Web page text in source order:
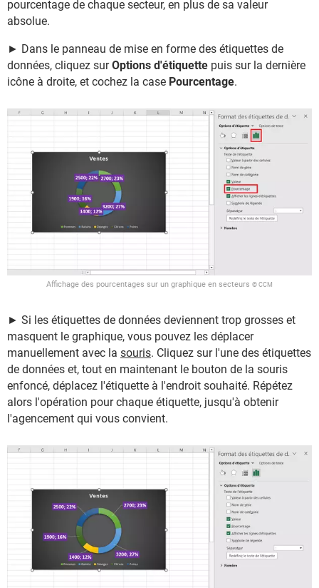
pourcentage de chaque secteur, en plus de sa valeur
absolue.
► Dans le panneau de mise en forme des étiquettes de
données, cliquez surOptions d'étiquette puis sur la dernière
icône à droite, et cochez la case Pourcentage.
Affichage des pourcentages sur un graphique en secteurs © CCM
► Si les étiquettes de données deviennent trop grosses et
masquent le graphique, vous pouvez les déplacer
manuellement avec la souris. Cliquez sur l'une des étiquettes
de données et, tout en maintenant le bouton de la souris
enfoncé, déplacez l'étiquette à l'endroit souhaité. Répétez
alors l'opération pour chaque étiquette, jusqu'à obtenir
l'agencement qui vous convient.